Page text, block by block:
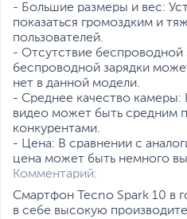
Xарактеристики, комплект поставки
могут отличаться от указанных или
производителем без отражения в
- Большие размеры и вес:
показаться громоздким и
пользователей.
- Отсутствие беспроводной
беспроводной зарядки
нет в данной модели.
- Среднее качество камеры:
видео может быть средним
конкурентами.
- Цена: В сравнении с
цена может быть немного
Комментарий:
Смартфон Tecno Spark 10 в
в себе высокую